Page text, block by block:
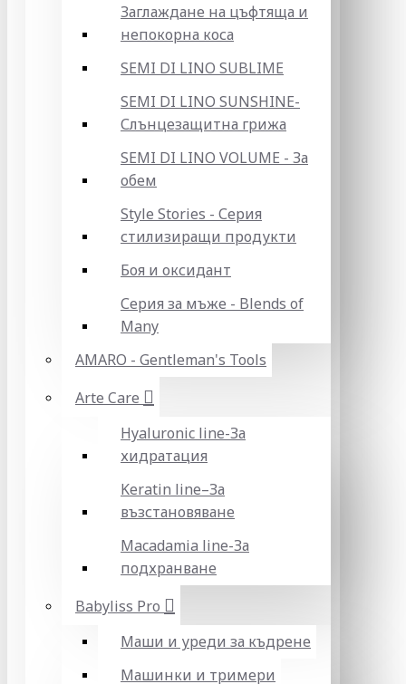
Заглаждане на цъфтяща и
непокорна коса
SEMI DI LINO SUBLIME
SEMI DI LINO SUNSHINE-
Слънцезащитна грижа
SEMI DI LINO VOLUME - За
обем
Style Stories - Серия
стилизиращи продукти
Боя и оксидант
Серия за мъже - Blends of
Many
AMARO - Gentleman's Tools
Arte Care
Hyaluronic line-За
хидратация
Keratin line–За
възстановяване
Macadamia line-За
подхранване
Babyliss Pro
Маши и уреди за къдрене
Машинки и тримери